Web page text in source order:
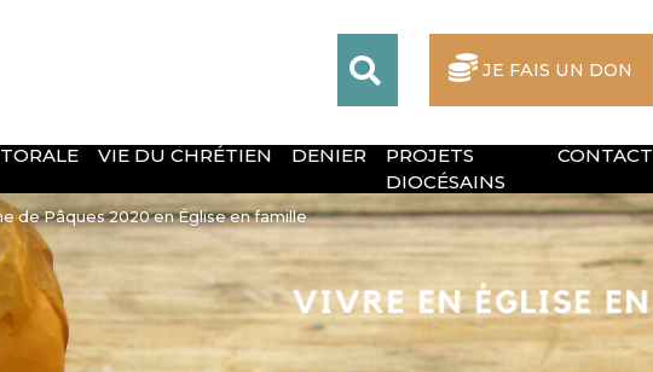
JE FAIS UN DON
VIE DU CHRÉTIEN DENIER
PROJETS
DIOCÉSAINS
CONTACT
de Pâques 2020 en Église en famille